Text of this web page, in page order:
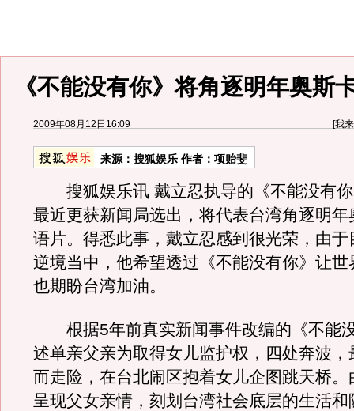
《不能没有你》将角逐明年奥斯
2009年08月12日16:09 [我
来源： 搜狐娱乐作者：项贻斐
搜狐娱乐讯 戴立忍执导的《不能没有你
最近更获新闻局选出，将代表台湾角逐明年
语片。得悉此事，戴立忍感到很光荣，由于
逆境当中，他希望透过《不能没有你》让世
也期盼台湾加油。
根据5年前真实新闻事件改编的《不能
述单亲父亲为取得女儿监护权，四处奔波，
而走险，在台北闹区抱着女儿企图跳天桥。
呈现父女亲情，刻划台湾社会底层的生活和